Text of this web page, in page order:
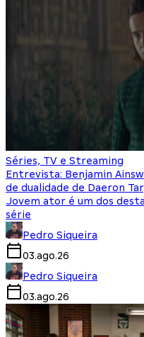
Séries, TV e Streaming
Entrevista: Benjamin
de dualidade de Daeron
Jovem ator é um dos
série
Pedro Siqueira
03.ago.26
Pedro Siqueira
03.ago.26